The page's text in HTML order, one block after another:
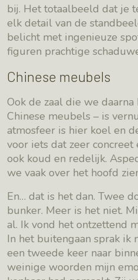
bij. Het totaalbeeld dat je
elk detail van de
belicht met ingenieuze
figuren prachtige
Chinese meubels
Ook de zaal die we
Chinese meubels – is
atmosfeer is hier koel en
voor iets dat zeer
ook koud en redelijk.
we vaak over het hoofd
En… dat is het dan. Twee
bunker. Meer is het niet.
al. Ik vond het ontzettend
In het buitengaan sprak ik
een tweede keer naar
weinige woorden mijn